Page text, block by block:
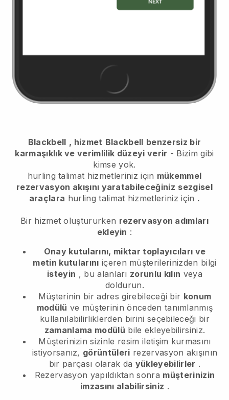
Blackbell , hizmet Blackbell benzersiz bir
karmaşıklık ve verimlilik düzeyi verir - Bizim gibi
kimse yok.
hurling talimat hizmetleriniz için mükemmel
rezervasyon akışını yaratabileceğiniz sezgisel
araçlara hurling talimat hizmetleriniz için .
Bir hizmet oluştururken rezervasyon adımları
ekleyin :
Onay kutularını, miktar toplayıcıları ve
metin kutularını içeren müşterilerinizden bilgi
isteyin , bu alanları zorunlu kılın veya
doldurun.
Müşterinin bir adres girebileceği bir konum
modülü ve müşterinin önceden tanımlanmış
kullanılabilirliklerden birini seçebileceği bir
zamanlama modülü bile ekleyebilirsiniz.
Müşterinizin sizinle resim iletişim kurmasını
istiyorsanız, görüntüleri rezervasyon akışının
bir parçası olarak da yükleyebilirler .
Rezervasyon yapıldıktan sonra müşterinizin
imzasını alabilirsiniz .